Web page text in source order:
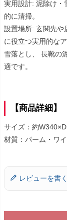
実用設計: 泥除け・
的に清掃。
設置場所: 玄関先や
に役立つ実用的なア
雪落とし、 長靴の
適です。
【商品詳細】
サイズ：約
材質：パーム・ワ
レビューを書く